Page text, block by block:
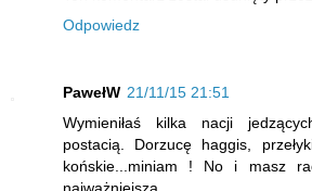
Odpowiedz
PawełW 21/11/15 21:51
Wymieniłaś kilka nacji
postacią. Dorzucę haggis,
końskie...miniam ! No i masz